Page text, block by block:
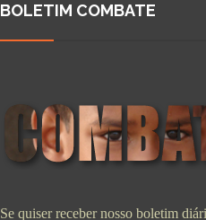
BOLETIM COMBATE
Se quiser receber nosso boletim